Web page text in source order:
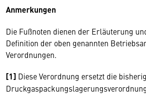
Anmerkungen
Die Fußnoten dienen der Erläuterung
Definition der oben genannten
Verordnungen.
[1] Diese Verordnung ersetzt die